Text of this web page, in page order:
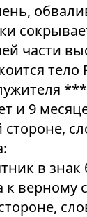
части
и 9
стороне,
в знак
к верному